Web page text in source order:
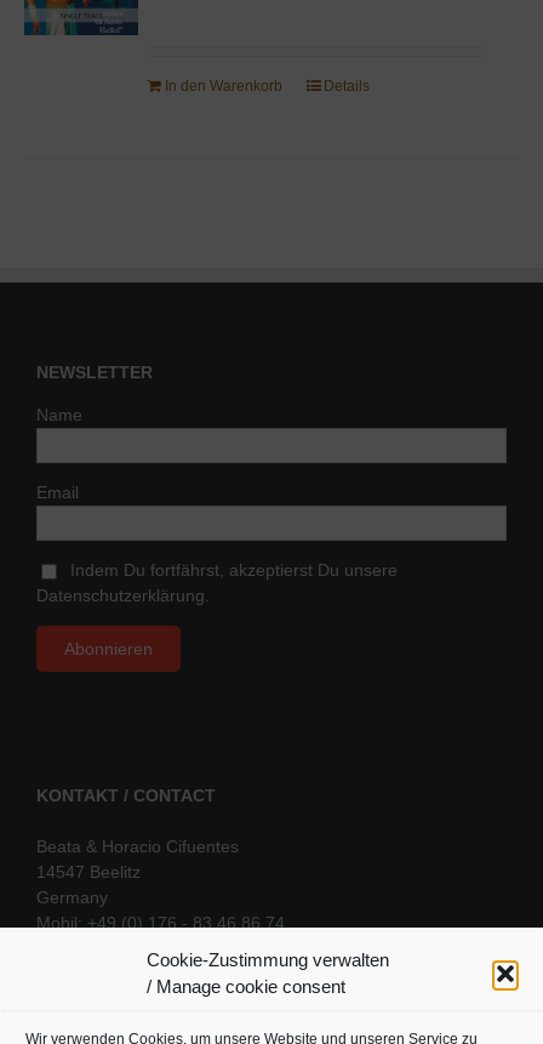
Cookie-Zustimmung verwalten
/ Manage cookie consent
Wir verwenden Cookies, um unsere Website und unseren Service zu
In den Warenkorb Details
NEWSLETTER
Name
Email
Indem Du fortfährst, akzeptierst Du unsere
Datenschutzerklärung.
KONTAKT / CONTACT
Beata & Horacio Cifuentes
14547 Beelitz
Germany
Mobil: +49 (0) 176 - 83 46 86 74